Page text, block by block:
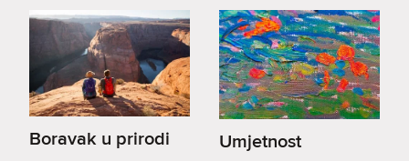
Boravak u prirodi Umjetnost